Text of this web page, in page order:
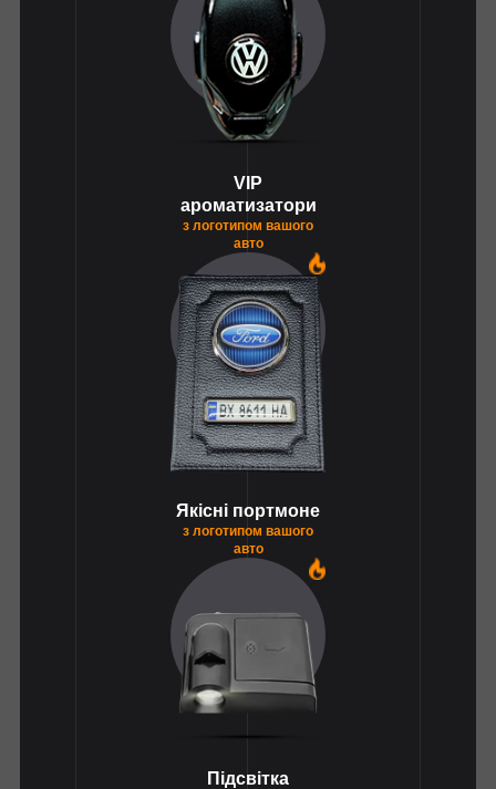
VIP
ароматизатори
з логотипом вашого
авто
Якісні портмоне
з логотипом вашого
авто
Підсвітка